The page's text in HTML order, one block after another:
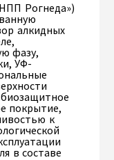
Рогнеда»)
алкидных
фазу,
УФ-
покрытие,
к
в составе